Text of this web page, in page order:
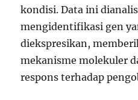
kondisi. Data ini
mengidentifikasi gen
diekspresikan,
mekanisme molekuler
respons terhadap